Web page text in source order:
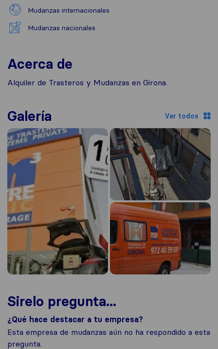
Mudanzas internacionales
Mudanzas nacionales
Acerca de
Alquiler de Trasteros y Mudanzas en Girona.
Galería Ver todos
Sirelo pregunta...
¿Qué hace destacar a tu empresa?
Esta empresa de mudanzas aún no ha respondido a esta
pregunta.